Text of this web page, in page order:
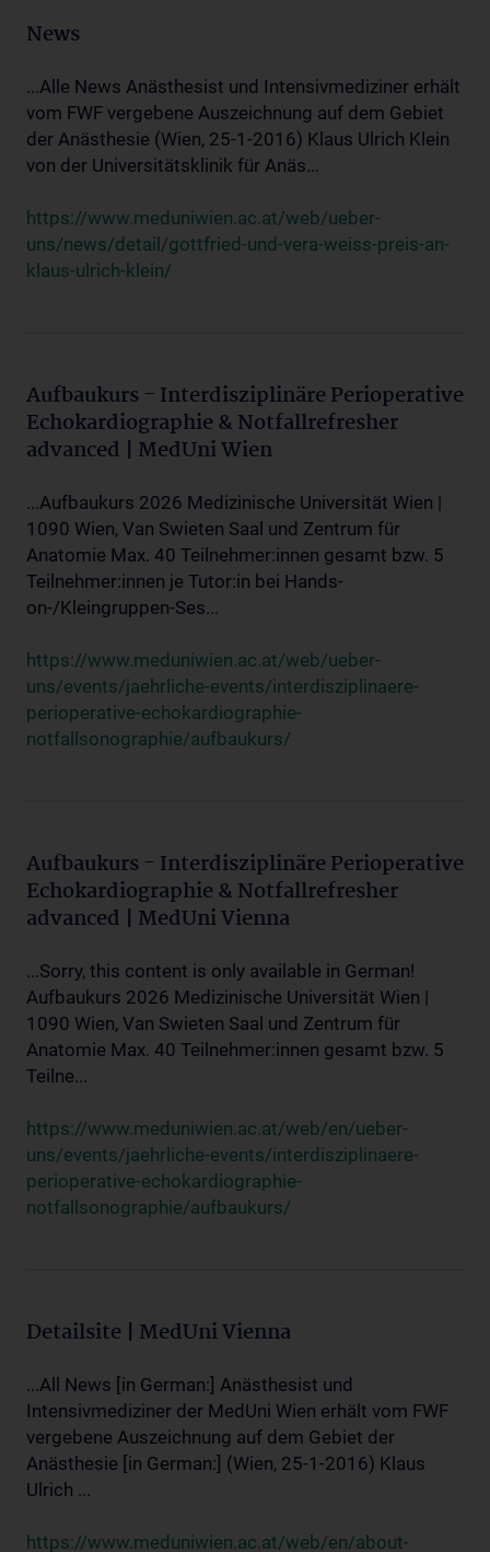
News
...Alle News Anästhesist und Intensivmediziner erhält
vom FWF vergebene Auszeichnung auf dem Gebiet
der Anästhesie (Wien, 25-1-2016) Klaus Ulrich Klein
von der Universitätsklinik für Anäs...
https://www.meduniwien.ac.at/web/ueber-
uns/news/detail/gottfried-und-vera-weiss-preis-an-
klaus-ulrich-klein/
Aufbaukurs - Interdisziplinäre Perioperative
Echokardiographie & Notfallrefresher
advanced | MedUni Wien
...Aufbaukurs 2026 Medizinische Universität Wien |
1090 Wien, Van Swieten Saal und Zentrum für
Anatomie Max. 40 Teilnehmer:innen gesamt bzw. 5
Teilnehmer:innen je Tutor:in bei Hands-
on-/Kleingruppen-Ses...
https://www.meduniwien.ac.at/web/ueber-
uns/events/jaehrliche-events/interdisziplinaere-
perioperative-echokardiographie-
notfallsonographie/aufbaukurs/
Aufbaukurs - Interdisziplinäre Perioperative
Echokardiographie & Notfallrefresher
advanced | MedUni Vienna
...Sorry, this content is only available in German!
Aufbaukurs 2026 Medizinische Universität Wien |
1090 Wien, Van Swieten Saal und Zentrum für
Anatomie Max. 40 Teilnehmer:innen gesamt bzw. 5
Teilne...
https://www.meduniwien.ac.at/web/en/ueber-
uns/events/jaehrliche-events/interdisziplinaere-
perioperative-echokardiographie-
notfallsonographie/aufbaukurs/
Detailsite | MedUni Vienna
...All News [in German:] Anästhesist und
Intensivmediziner der MedUni Wien erhält vom FWF
vergebene Auszeichnung auf dem Gebiet der
Anästhesie [in German:] (Wien, 25-1-2016) Klaus
Ulrich ...
https://www.meduniwien.ac.at/web/en/about-